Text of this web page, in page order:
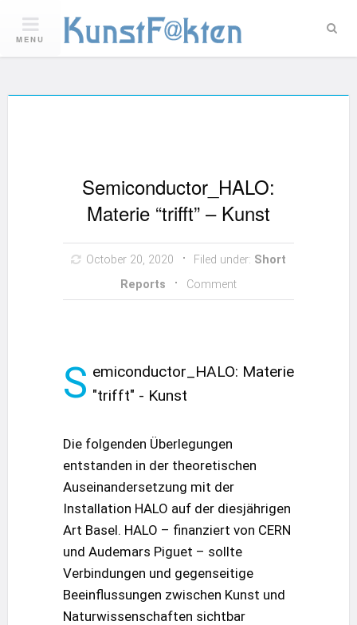
content
MENU
Semiconductor_HALO:
Materie “trifft” – Kunst
October 20, 2020 Filed under: Short
Reports
Comment
S emiconductor_HALO: Materie
"trifft" - Kunst
Die folgenden Überlegungen
entstanden in der theoretischen
Auseinandersetzung mit der
Installation HALO auf der diesjährigen
Art Basel. HALO – finanziert von CERN
und Audemars Piguet – sollte
Verbindungen und gegenseitige
Beeinflussungen zwischen Kunst und
Naturwissenschaften sichtbar